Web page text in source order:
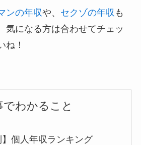
ンの年収や、 セクゾの年収 も
気になる方は合わせてチェッ
ね！
でわかること
】個人年収ランキング